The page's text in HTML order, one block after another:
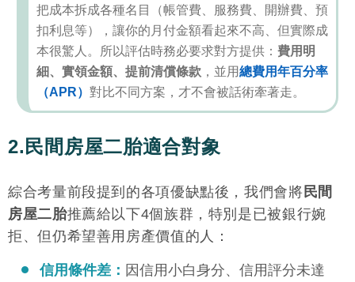
把成本拆成各種名目（帳管費、服務費、開辦費、預
扣利息等），讓你的月付金額看起來不高、但實際成
本很驚人。所以評估時務必要求對方提供： 費用明
細、實領金額、提前清償條款，並用總費用年百分率
（APR） 對比不同方案，才不會被話術牽著走。
2.民間房屋二胎適合對象
綜合考量前段提到的各項優缺點後，我們會將民間
房屋二胎推薦給以下4個族群，特別是已被銀行婉
拒、但仍希望善用房產價值的人：
信用條件差： 因信用小白身分、信用評分未達